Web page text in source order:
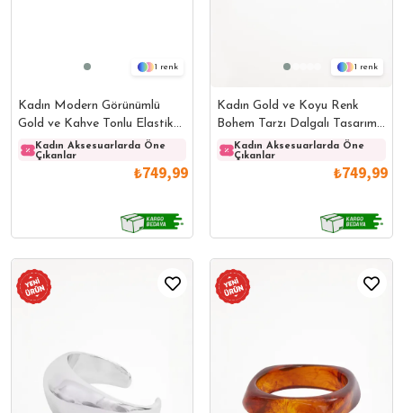
1
Kadın Modern Görünümlü
Gold ve Kahve Tonlu Elastik
Bileklik
Kadın Aksesuarlarda Öne
Çıkanlar
Kadın Aksesuarlarda Öne
Çıkanlar
₺749,99
1
Kadın Gold ve Koyu Renk
Bohem Tarzı Dalgalı Tasarım
Bileklik
Kadın Aksesuarlarda Öne
Çıkanlar
₺749,99